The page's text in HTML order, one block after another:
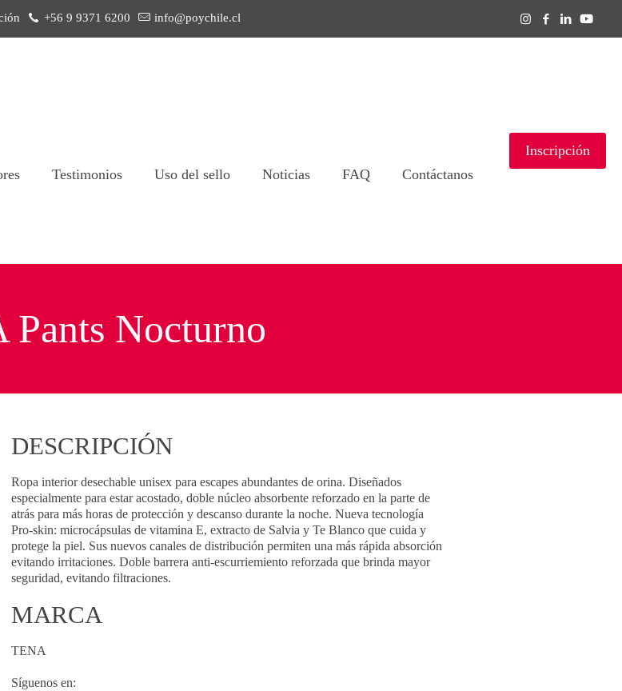
+56 9 9371 6200 info@poychile.cl
Testimonios Uso del sello Noticias FAQ Contáctanos
Inscripción
Pants Nocturno
DESCRIPCIÓN
Ropa interior desechable unisex para escapes abundantes de orina. Diseñados
especialmente para estar acostado, doble núcleo absorbente reforzado en la parte de
atrás para más horas de protección y descanso durante la noche. Nueva tecnología
Pro-skin: microcápsulas de vitamina E, extracto de Salvia y Te Blanco que cuida y
protege la piel. Sus nuevos canales de distribución permiten una más rápida absorción
evitando irritaciones. Doble barrera anti-escurriemiento reforzada que brinda mayor
seguridad, evitando filtraciones.
MARCA
TENA
Síguenos en: